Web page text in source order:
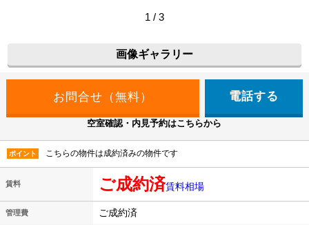
1 / 3
画像ギャラリー
電話する
空室確認・内見予約はこちらから
ポイント こちらの物件は成約済みの物件です
賃料 ご成約済賃料相場
管理費 ご成約済